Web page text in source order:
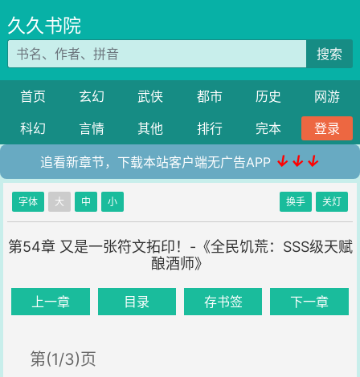
久久书院
搜索
首页 玄幻 武侠 都市 历史
网游
科幻
言情 其他 排行 完本 登录
追看新章节，下载本站客户端无广告APP ↓↓↓
字体 大 中 小 换手 关灯
第54章 又是一张符文拓印！-《全民饥荒：SSS级天赋
酿酒师》
上一章 目录 存书签 下一章
第(1/3)页